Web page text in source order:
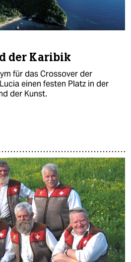
der Karibik
für das Crossover der
einen festen Platz in der
der Kunst.